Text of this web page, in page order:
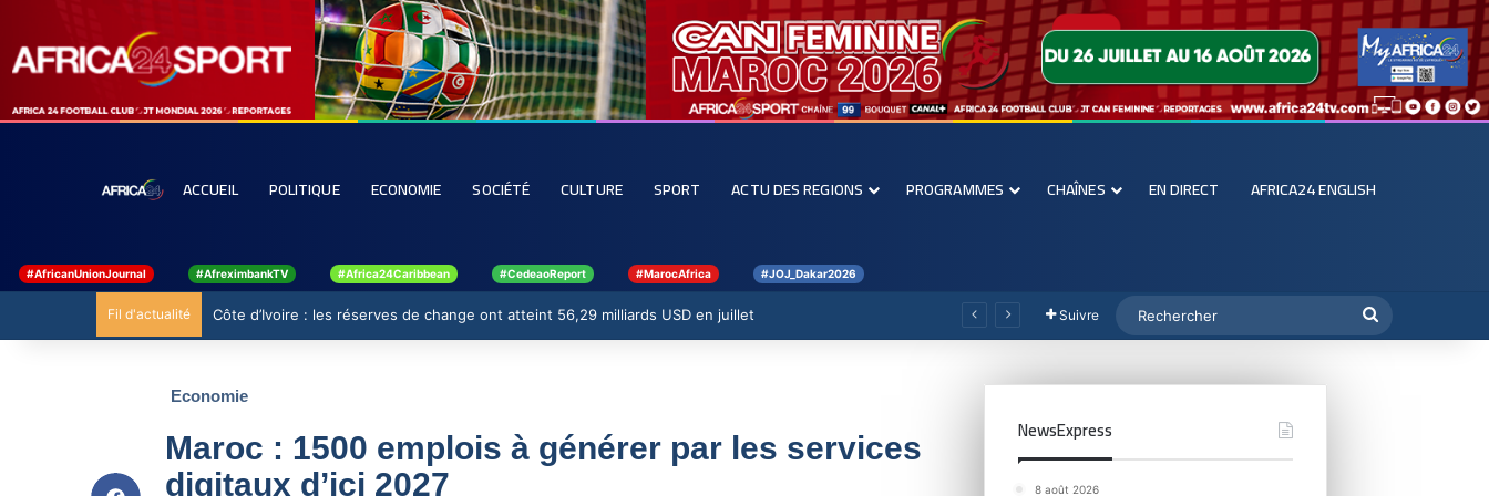
ACCUEIL POLITIQUE ECONOMIE SOCIÉTÉ CULTURE SPORT ACTU DES REGIONS PROGRAMMES CHAÎNES EN DIRECT AFRICA24 ENGLISH
#AfricanUnionJournal #AfreximbankTV #Africa24Caribbean #CedeaoReport #MarocAfrica #JOJ_Dakar2026
Fil d'actualité Côte d’Ivoire : les réserves de change ont atteint 56,29 milliards USD en juillet Suivre
Economie
Maroc : 1500 emplois à générer par les services
digitaux d’ici 2027
NewsExpress
8 août 2026